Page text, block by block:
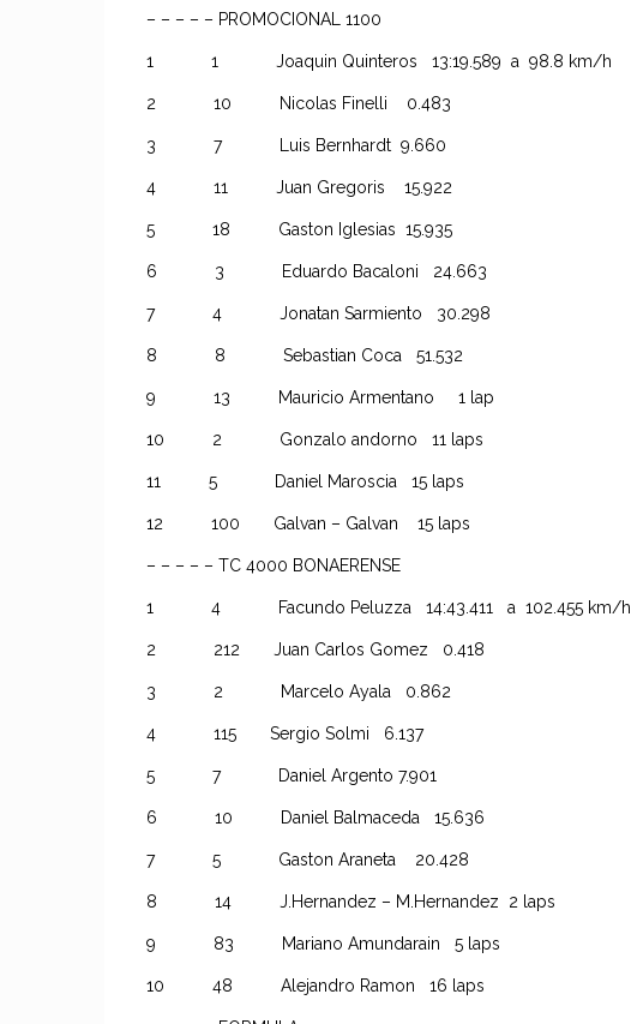
– – – – – PROMOCIONAL 1100
1 1 Joaquin Quinteros 13:19.589 a 98.8 km/h
2 10 Nicolas Finelli 0.483
3 7 Luis Bernhardt 9.660
4 11 Juan Gregoris 15.922
5 18 Gaston Iglesias 15.935
6 3 Eduardo Bacaloni 24.663
7 4 Jonatan Sarmiento 30.298
8 8 Sebastian Coca 51.532
9 13 Mauricio Armentano 1 lap
10 2 Gonzalo andorno 11 laps
11 5 Daniel Maroscia 15 laps
12 100 Galvan – Galvan 15 laps
– – – – – TC 4000 BONAERENSE
1 4 Facundo Peluzza 14:43.411 a 102.455 km/h
2 212 Juan Carlos Gomez 0.418
3 2 Marcelo Ayala 0.862
4 115 Sergio Solmi 6.137
5 7 Daniel Argento 7.901
6 10 Daniel Balmaceda 15.636
7 5 Gaston Araneta 20.428
8 14 J.Hernandez – M.Hernandez 2 laps
9 83 Mariano Amundarain 5 laps
10 48 Alejandro Ramon 16 laps